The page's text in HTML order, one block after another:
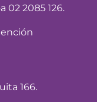
02 2085 126.
166.